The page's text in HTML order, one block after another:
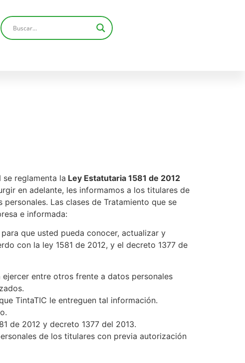
reglamenta la Ley Estatutaria 1581 de 2012
en adelante, les informamos a los titulares de
Las clases de Tratamiento que se
e informada:
que usted pueda conocer, actualizar y
con la ley 1581 de 2012, y el decreto 1377 de
entre otros frente a datos personales
TintaTIC le entreguen tal información.
de 2012 y decreto 1377 del 2013.
de los titulares con previa autorización